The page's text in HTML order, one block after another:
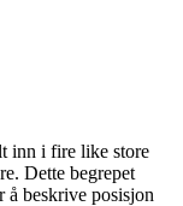
inn i fire like store
Dette begrepet
å beskrive posisjon